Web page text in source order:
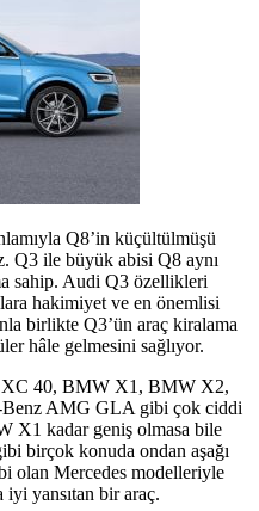
Q8’in küçültülmüşü
Q3 ile büyük abisi Q8 aynı
sahip. Audi Q3 özellikleri
hakimiyet ve en önemlisi
birlikte Q3’ün araç kiralama
hâle gelmesini sağlıyor.
XC 40, BMW X1, BMW X2,
Benz AMG GLA gibi çok ciddi
X1 kadar geniş olmasa bile
birçok konuda ondan aşağı
olan Mercedes modelleriyle
iyi yansıtan bir araç.